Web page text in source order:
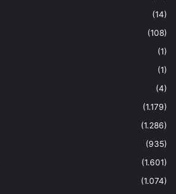
(14)
(108)
(1)
(1)
(4)
(1.179)
(1.286)
(935)
(1.601)
(1.074)